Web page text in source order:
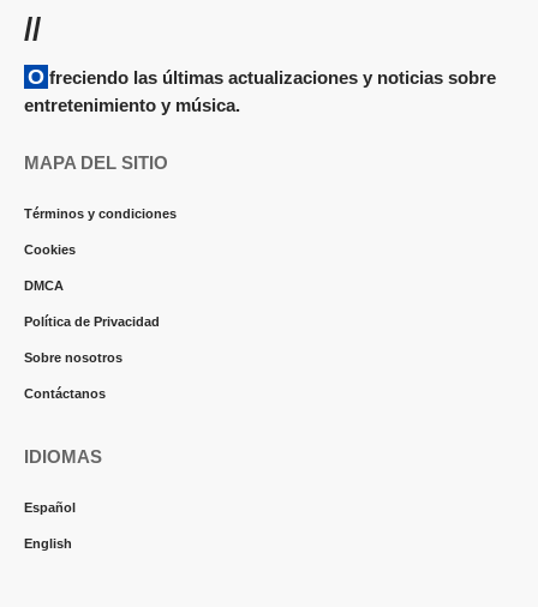
//
Ofreciendo las últimas actualizaciones y noticias sobre
entretenimiento y música.
MAPA DEL SITIO
Términos y condiciones
Cookies
DMCA
Política de Privacidad
Sobre nosotros
Contáctanos
IDIOMAS
Español
English